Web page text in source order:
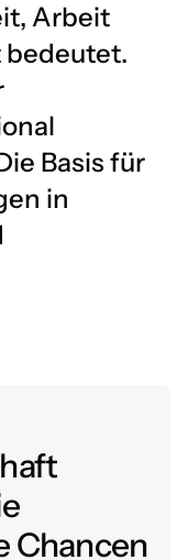
Arbeit
bedeutet.
Basis für
in
Chancen